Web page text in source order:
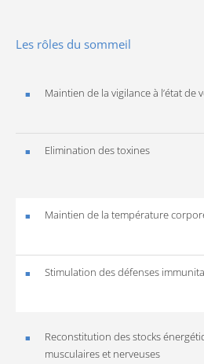
Les rôles du sommeil
Maintien de la vigilance à l’état de
Elimination des toxines
Maintien de la température
Stimulation des défenses
Reconstitution des stocks
musculaires et nerveuses